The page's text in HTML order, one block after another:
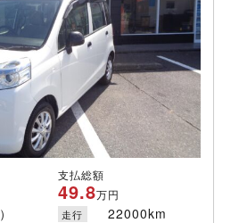
支払総額
49.8万円
走行 22000km